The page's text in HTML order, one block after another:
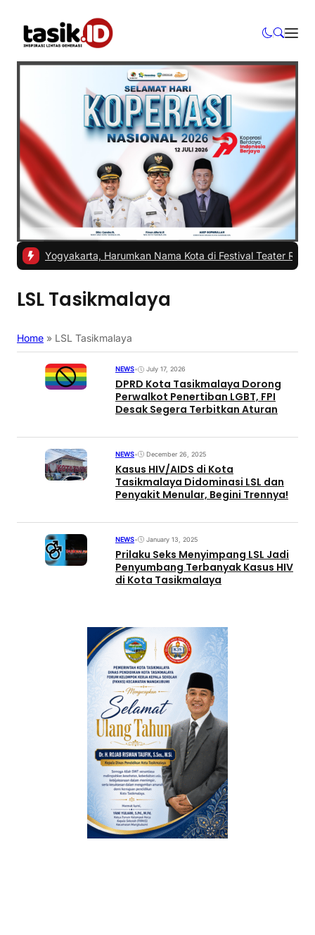
Yogyakarta, Harumkan Nama Kota di Festival Teater Remaja
LSL Tasikmalaya
Home » LSL Tasikmalaya
NEWS• July 17, 2026
DPRD Kota Tasikmalaya Dorong
Perwalkot Penertiban LGBT, FPI
Desak Segera Terbitkan Aturan
NEWS• December 26, 2025
Kasus HIV/AIDS di Kota
Tasikmalaya Didominasi LSL dan
Penyakit Menular, Begini Trennya!
NEWS• January 13, 2025
Prilaku Seks Menyimpang LSL Jadi
Penyumbang Terbanyak Kasus HIV
di Kota Tasikmalaya